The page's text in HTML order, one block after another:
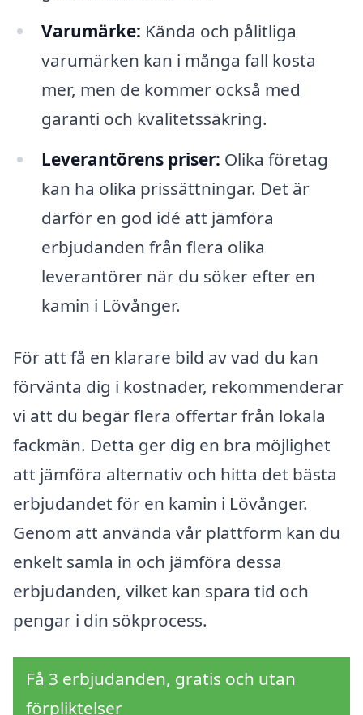
Varumärke: Kända och pålitliga
varumärken kan i många fall kosta
mer, men de kommer också med
garanti och kvalitetssäkring.
Leverantörens priser: Olika företag
kan ha olika prissättningar. Det är
därför en god idé att jämföra
erbjudanden från flera olika
leverantörer när du söker efter en
kamin i Lövånger.
För att få en klarare bild av vad du kan
förvänta dig i kostnader, rekommenderar
vi att du begär flera offertar från lokala
fackmän. Detta ger dig en bra möjlighet
att jämföra alternativ och hitta det bästa
erbjudandet för en kamin i Lövånger.
Genom att använda vår plattform kan du
enkelt samla in och jämföra dessa
erbjudanden, vilket kan spara tid och
pengar i din sökprocess.
Få 3 erbjudanden, gratis och utan
förpliktelser